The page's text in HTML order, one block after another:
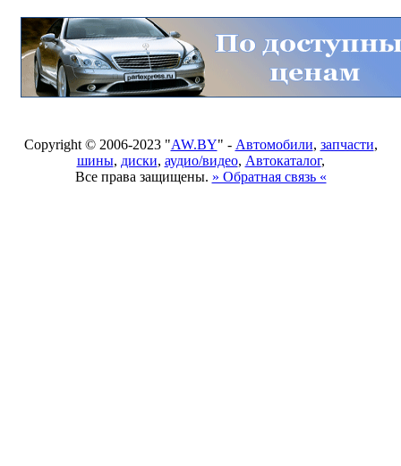
Copyright © 2006-2023 "AW.BY" - Автомобили, запчасти,
шины, диски, аудио/видео, Автокаталог,
Все права защищены. » Обратная связь «